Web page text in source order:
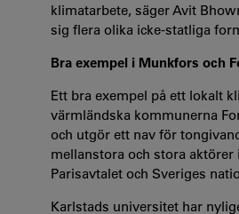
klimatarbete, säger Avit
sig flera olika icke-statliga
Bra exempel i Munkfors och
Ett bra exempel på ett lokalt
värmländska kommunerna
och utgör ett nav för
mellanstora och stora
Parisavtalet och Sveriges
Karlstads universitet har